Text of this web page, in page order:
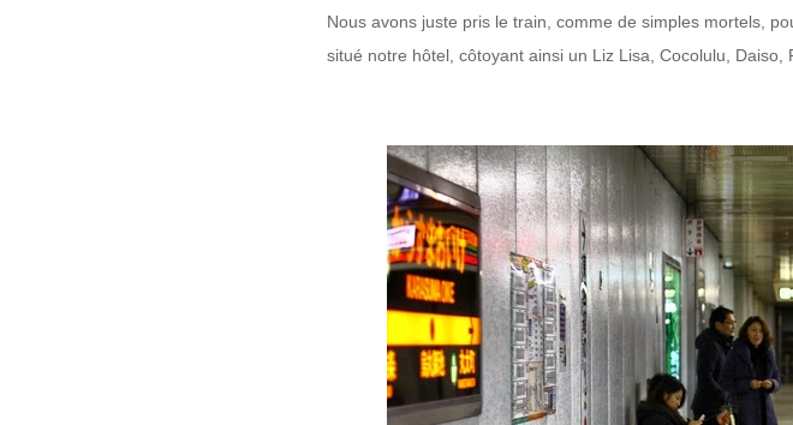
Nous avons juste pris le train, comme de simples mortels,
situé notre hôtel, côtoyant ainsi un Liz Lisa, Cocolulu, Daiso,